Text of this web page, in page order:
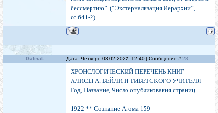
бессмертию”. (“Экстернализация Иерархии”,
сс.641-2)
GalinaL Дата: Четверг, 03.02.2022, 12:40 | Сообщение # 28
ХРОНОЛОГИЧЕСКИЙ ПЕРЕЧЕНЬ КНИГ
АЛИСЫ А. БЕЙЛИ И ТИБЕТСКОГО УЧИТЕЛЯ
Год, Название, Число опубликования страниц
1922 ** Сознание Атома 159